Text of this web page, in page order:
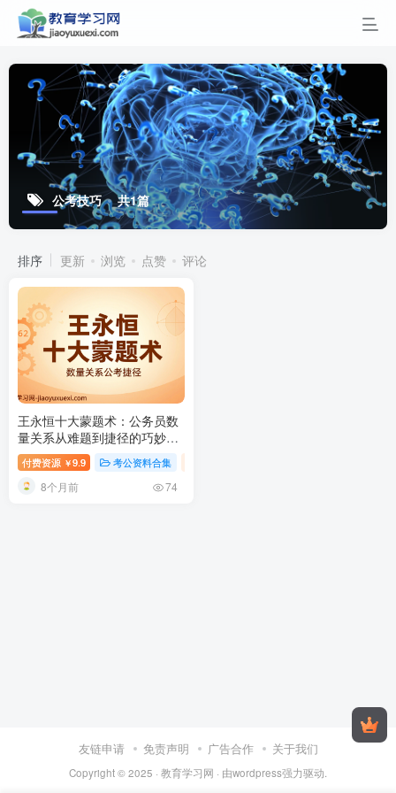
公考技巧 共1篇
排序 更新 浏览 点赞 评论
王永恒十大蒙题术：公务员数
量关系从难题到捷径的巧妙转
化2026公务员数量关系十大蒙
题术
付费资源 ￥9.9 考公资料合集
8个月前 74
友链申请 免责声明 广告合作 关于我们
Copyright © 2025 · 教育学习网 · 由wordpress强力驱动.